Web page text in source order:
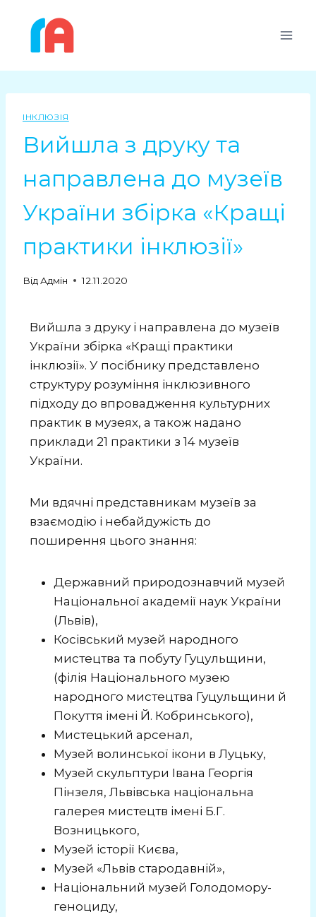
ІНКЛЮЗІЯ
Вийшла з друку та
направлена до музеїв
України збірка «Кращі
практики інклюзії»
Від Адмін 12.11.2020
Вийшла з друку і направлена до музеїв
України збірка «Кращі практики
інклюзії». У посібнику представлено
структуру розуміння інклюзивного
підходу до впровадження культурних
практик в музеях, а також надано
приклади 21 практики з 14 музеїв
України.
Ми вдячні представникам музеїв за
взаємодію і небайдужість до
поширення цього знання:
Державний природознавчий музей
Національної академії наук України
(Львів),
Косівський музей народного
мистецтва та побуту Гуцульщини,
(філія Національного музею
народного мистецтва Гуцульщини й
Покуття імені Й. Кобринського),
Мистецький арсенал,
Музей волинської ікони в Луцьку,
Музей скульптури Івана Георгія
Пінзеля, Львівська національна
галерея мистецтв імені Б.Г.
Возницького,
Музей історії Києва,
Музей «Львів стародавній»,
Національний музей Голодомору-
геноциду,